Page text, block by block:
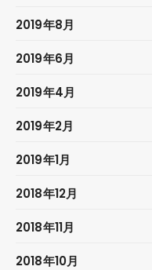
2019年8月
2019年6月
2019年4月
2019年2月
2019年1月
2018年12月
2018年11月
2018年10月